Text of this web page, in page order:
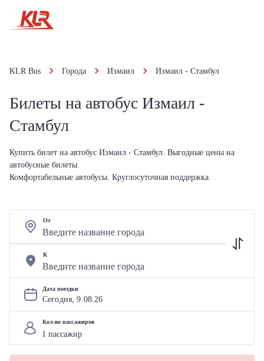
KLR Bus Города Измаил Измаил - Стамбул
Билеты на автобус Измаил -
Стамбул
Купить билет на автобус Измаил - Стамбул. Выгодные цены на
автобусные билеты.
Комфортабельные автобусы. Круглосуточная поддержка.
От
К
Дата поездки
Сегодня, 9.08.26
Кол-во пассажиров